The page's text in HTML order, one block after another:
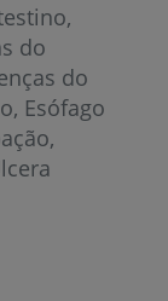
do
do
Esófago